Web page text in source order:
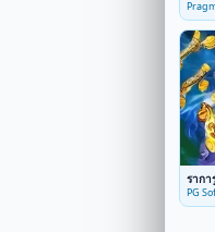
รากา
PG